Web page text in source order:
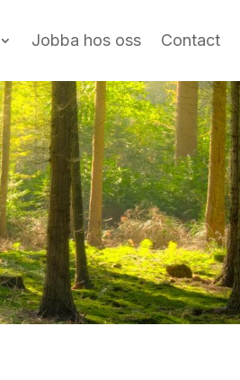
Jobba hos oss Contact